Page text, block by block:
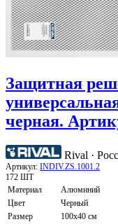
Защитная
черная.
Rival ·
Артикул: INDIV.ZS.1001.2
172 ШТ
Материал
Алюминий
Цвет
Черный
Размер
100х40 см